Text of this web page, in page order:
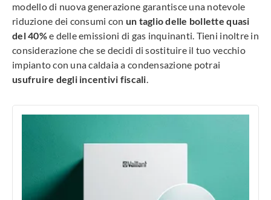
modello di nuova generazione garantisce una notevole
riduzione dei consumi con un taglio delle bollette quasi
del 40%e delle emissioni di gas inquinanti. Tieni inoltre in
considerazione che se decidi di sostituire il tuo vecchio
impianto con una caldaia a condensazione potrai
usufruire degli incentivi fiscali.